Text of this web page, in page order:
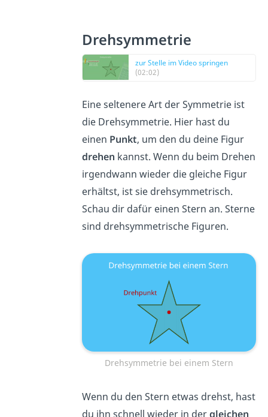
Drehsymmetrie
zur Stelle im Video springen
(02:02)
Eine seltenere Art der Symmetrie ist
die Drehsymmetrie. Hier hast du
einen Punkt, um den du deine Figur
drehen kannst. Wenn du beim Drehen
irgendwann wieder die gleiche Figur
erhältst, ist sie drehsymmetrisch.
Schau dir dafür einen Stern an. Sterne
sind drehsymmetrische Figuren.
Drehsymmetrie bei einem Stern
Wenn du den Stern etwas drehst, hast
du ihn schnell wieder in dergleichen